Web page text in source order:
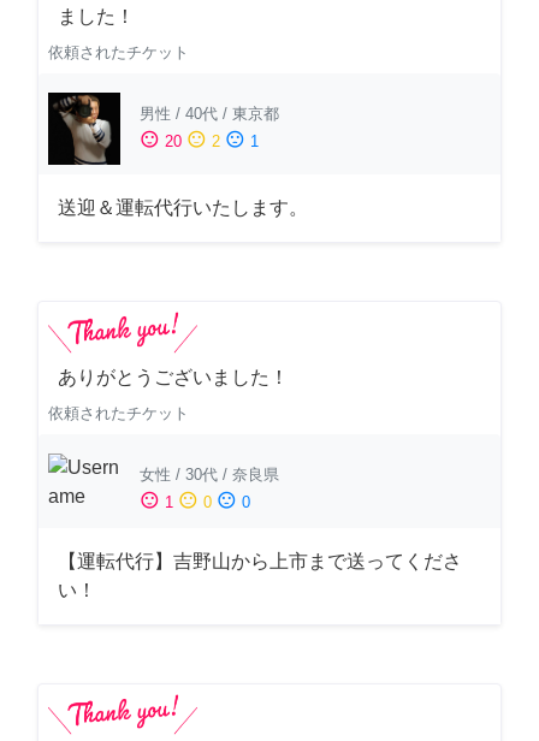
ました！
依頼されたチケット
男性 / 40代 / 東京都
sentiment_satisfied 20 sentiment_neutral 2 sentiment_dissatisfied 1
送迎＆運転代行いたします。
ありがとうございました！
依頼されたチケット
女性 / 30代 / 奈良県
sentiment_satisfied 1 sentiment_neutral 0 sentiment_dissatisfied 0
【運転代行】吉野山から上市まで送ってくださ
い！